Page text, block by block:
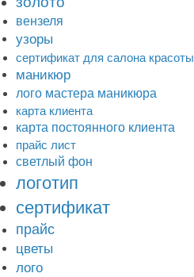
вензеля
узоры
сертификат для салона красоты
маникюр
лого мастера маникюра
карта клиента
карта постоянного клиента
прайс лист
светлый фон
логотип
сертификат
прайс
цветы
лого